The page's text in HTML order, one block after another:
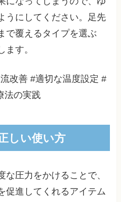
うにしてください。足先
で覆えるタイプを選ぶ
ます。
改善 #適切な温度設定 #
法の実践
しい使い方
圧力をかけることで、
促進してくれるアイテム